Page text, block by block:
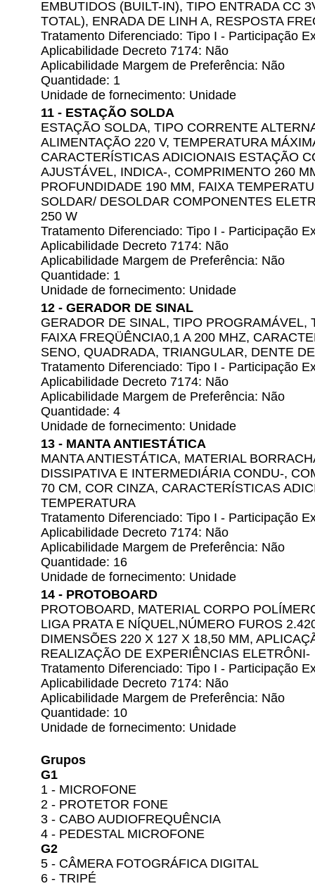
EMBUTIDOS (BUILT-IN), TIPO ENTRADA CC
TOTAL), ENRADA DE LINH A, RESPOSTA
Tratamento Diferenciado: Tipo I - Participação
Aplicabilidade Decreto 7174: Não
Aplicabilidade Margem de Preferência: Não
Quantidade: 1
Unidade de fornecimento: Unidade
11 - ESTAÇÃO SOLDA
ESTAÇÃO SOLDA, TIPO CORRENTE
ALIMENTAÇÃO 220 V, TEMPERATURA
CARACTERÍSTICAS ADICIONAIS ESTAÇÃO
AJUSTÁVEL, INDICA-, COMPRIMENTO 260
PROFUNDIDADE 190 MM, FAIXA
SOLDAR/ DESOLDAR COMPONENTES
250 W
Tratamento Diferenciado: Tipo I - Participação
Aplicabilidade Decreto 7174: Não
Aplicabilidade Margem de Preferência: Não
Quantidade: 1
Unidade de fornecimento: Unidade
12 - GERADOR DE SINAL
GERADOR DE SINAL, TIPO PROGRAMÁVEL,
FAIXA FREQÜÊNCIA0,1 A 200 MHZ,
SENO, QUADRADA, TRIANGULAR, DENTE
Tratamento Diferenciado: Tipo I - Participação
Aplicabilidade Decreto 7174: Não
Aplicabilidade Margem de Preferência: Não
Quantidade: 4
Unidade de fornecimento: Unidade
13 - MANTA ANTIESTÁTICA
MANTA ANTIESTÁTICA, MATERIAL
DISSIPATIVA E INTERMEDIÁRIA CONDU-,
70 CM, COR CINZA, CARACTERÍSTICAS
TEMPERATURA
Tratamento Diferenciado: Tipo I - Participação
Aplicabilidade Decreto 7174: Não
Aplicabilidade Margem de Preferência: Não
Quantidade: 16
Unidade de fornecimento: Unidade
14 - PROTOBOARD
PROTOBOARD, MATERIAL CORPO
LIGA PRATA E NÍQUEL,NÚMERO FUROS
DIMENSÕES 220 X 127 X 18,50 MM,
REALIZAÇÃO DE EXPERIÊNCIAS ELETRÔNI-
Tratamento Diferenciado: Tipo I - Participação
Aplicabilidade Decreto 7174: Não
Aplicabilidade Margem de Preferência: Não
Quantidade: 10
Unidade de fornecimento: Unidade
Grupos
G1
1 - MICROFONE
2 - PROTETOR FONE
3 - CABO AUDIOFREQUÊNCIA
4 - PEDESTAL MICROFONE
G2
5 - CÂMERA FOTOGRÁFICA DIGITAL
6 - TRIPÉ